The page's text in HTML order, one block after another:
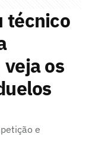
técnico
os
e